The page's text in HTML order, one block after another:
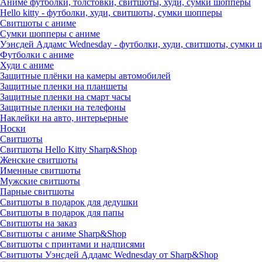
Аниме футболки, толстовки, свитшоты, худи, сумки шопперы
Hello kitty - футболки, худи, свитшоты, сумки шопперы
Свитшоты с аниме
Сумки шопперы с аниме
Уэнсдей Аддамс Wednesday - футболки, худи, свитшоты, сумки
Футболки с аниме
Худи с аниме
Защитные плёнки на камеры автомобилей
Защитные пленки на планшеты
Защитные пленки на смарт часы
Защитные пленки на телефоны
Наклейки на авто, интерьерные
Носки
Свитшоты
Cвитшоты Hello Kitty Sharp&Shop
Женские свитшоты
Именные свитшоты
Мужские свитшоты
Парные свитшоты
Свитшоты в подарок для дедушки
Свитшоты в подарок для папы
Свитшоты на заказ
Свитшоты с аниме Sharp&Shop
Свитшоты с принтами и надписями
Свитшоты Уэнсдей Аддамс Wednesday от Sharp&Shop